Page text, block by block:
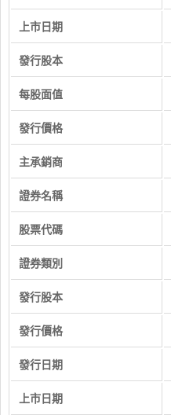
上市日期
發行股本
每股面值
發行價格
主承銷商
證券名稱
股票代碼
證券類別
發行股本
發行價格
發行日期
上市日期